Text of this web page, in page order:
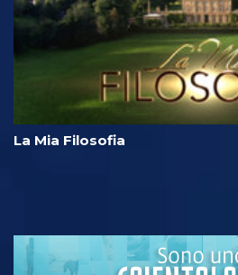
La Mia Filosofia